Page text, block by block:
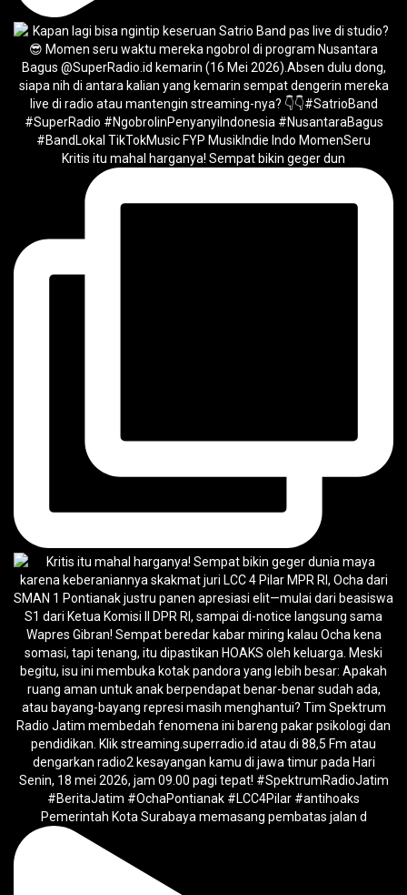
Kritis itu mahal harganya! Sempat bikin geger dun
Pemerintah Kota Surabaya memasang pembatas jalan d